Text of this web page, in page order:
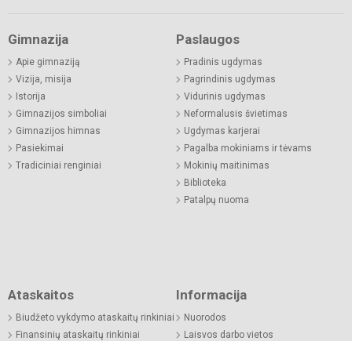
Gimnazija
Apie gimnaziją
Vizija, misija
Istorija
Gimnazijos simboliai
Gimnazijos himnas
Pasiekimai
Tradiciniai renginiai
Paslaugos
Pradinis ugdymas
Pagrindinis ugdymas
Vidurinis ugdymas
Neformalusis švietimas
Ugdymas karjerai
Pagalba mokiniams ir tėvams
Mokinių maitinimas
Biblioteka
Patalpų nuoma
Ataskaitos
Biudžeto vykdymo ataskaitų rinkiniai
Finansinių ataskaitų rinkiniai
Informacija
Nuorodos
Laisvos darbo vietos